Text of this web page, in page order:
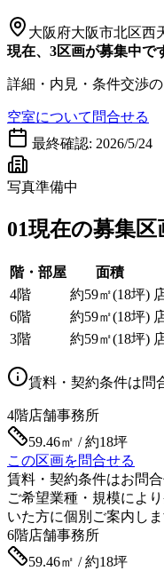
大阪府大阪市北区西
現在、3区画が募集中で
詳細・内見・条件交渉
空室について問合せる
最終確認: 2026/5/24
写真準備中
01現在の募集区
階・部屋 面積
4階
約59㎡(18坪)
6階
約59㎡(18坪)
3階
約59㎡(18坪)
賃料・契約条件は問
4階店舗事務所
59.46㎡ / 約18坪
この区画を問合せる
賃料・契約条件はお問
ご希望業種・規模によ
いた方に個別ご案内しま
6階店舗事務所
59.46㎡ / 約18坪